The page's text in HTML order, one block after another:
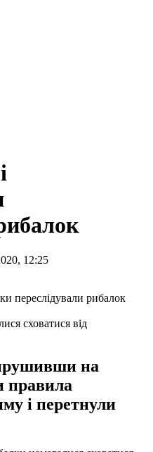
12:25
сховатися від
на
правила
і перетнули